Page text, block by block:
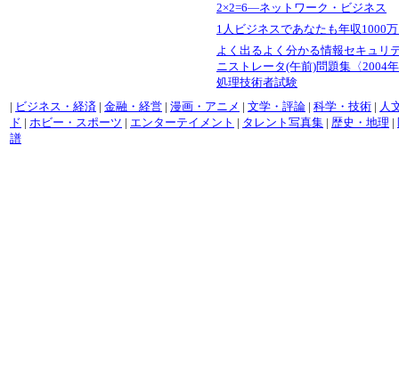
2×2=6―ネットワーク・ビジネス
1人ビジネスであなたも年収1000
よく出るよく分かる情報セキュリ
ニストレータ(午前)問題集〈2004
処理技術者試験
| ビジネス・経済 | 金融・経営 | 漫画・アニメ | 文学・評論 | 科学・技術 | 人
ド | ホビー・スポーツ | エンターテイメント | タレント写真集 | 歴史・地理 |
譜